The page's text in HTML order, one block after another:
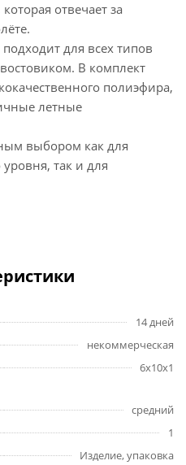
отвечает за
подходит для всех типов
В комплект
полиэфира,
летные
выбором как для
так и для
14 дней
некоммерческая
6x10x1
средний
1
Изделие, упаковка